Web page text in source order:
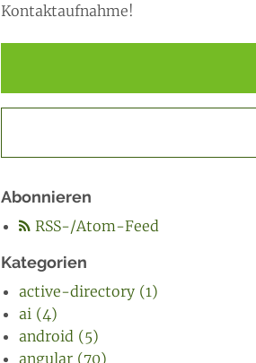
Kontaktaufnahme!
Abonnieren
RSS-/Atom-Feed
Kategorien
active-directory (1)
ai (4)
android (5)
angular (70)